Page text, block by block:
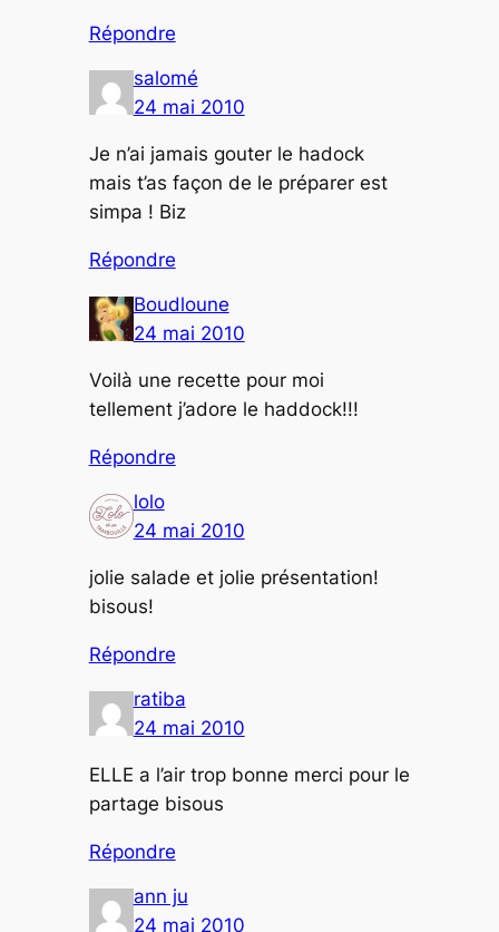
Répondre
salomé
24 mai 2010
Je n’ai jamais gouter le hadock
mais t’as façon de le préparer est
simpa ! Biz
Répondre
Boudloune
24 mai 2010
Voilà une recette pour moi
tellement j’adore le haddock!!!
Répondre
lolo
24 mai 2010
jolie salade et jolie présentation!
bisous!
Répondre
ratiba
24 mai 2010
ELLE a l’air trop bonne merci pour le
partage bisous
Répondre
ann ju
24 mai 2010